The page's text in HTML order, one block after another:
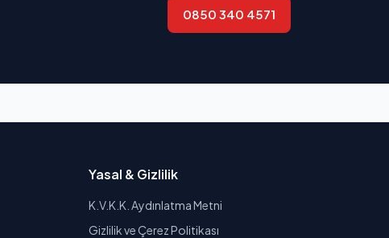
0850 340 4571
Yasal & Gizlilik
K.V.K.K. Aydınlatma Metni
Gizlilik ve Çerez Politikası